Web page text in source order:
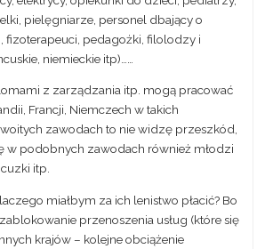
pielęgniarze, personel dbający o
fizoterapeuci, pedagożki, filolodzy i
niemieckie itp)……
z zarządzania itp. mogą pracować
Francji, Niemczech w takich
zawodach to nie widzę przeszkód,
w podobnych zawodach również młodzi
itp.
miałbym za ich lenistwo płacić? Bo
przenoszenia usług (które się
krajów – kolejne obciążenie